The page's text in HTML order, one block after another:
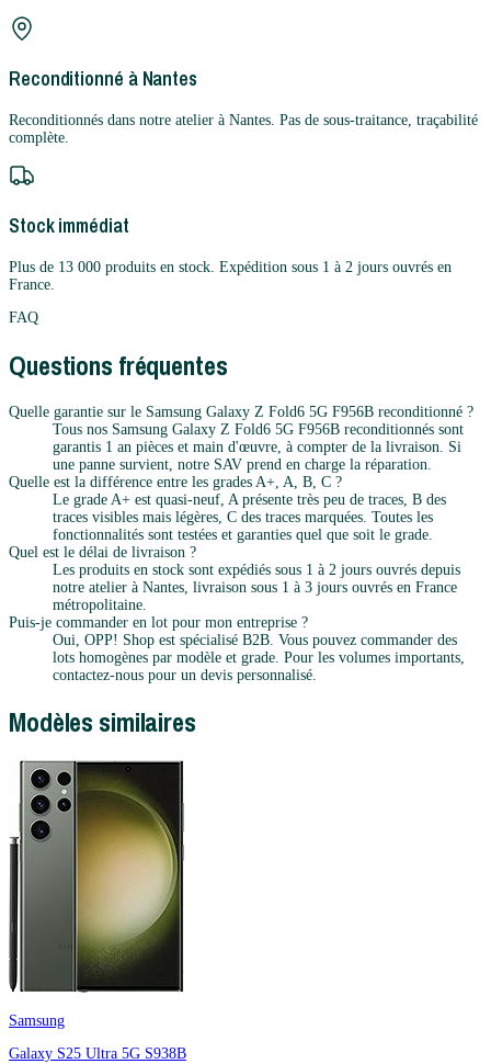
Reconditionné à Nantes
Reconditionnés dans notre atelier à Nantes. Pas de sous-traitance, traçabilité
complète.
Stock immédiat
Plus de 13 000 produits en stock. Expédition sous 1 à 2 jours ouvrés en
France.
FAQ
Questions fréquentes
Quelle garantie sur le Samsung Galaxy Z Fold6 5G F956B reconditionné ?
Tous nos Samsung Galaxy Z Fold6 5G F956B reconditionnés sont
garantis 1 an pièces et main d'œuvre, à compter de la livraison. Si
une panne survient, notre SAV prend en charge la réparation.
Quelle est la différence entre les grades A+, A, B, C ?
Le grade A+ est quasi-neuf, A présente très peu de traces, B des
traces visibles mais légères, C des traces marquées. Toutes les
fonctionnalités sont testées et garanties quel que soit le grade.
Quel est le délai de livraison ?
Les produits en stock sont expédiés sous 1 à 2 jours ouvrés depuis
notre atelier à Nantes, livraison sous 1 à 3 jours ouvrés en France
métropolitaine.
Puis-je commander en lot pour mon entreprise ?
Oui, OPP! Shop est spécialisé B2B. Vous pouvez commander des
lots homogènes par modèle et grade. Pour les volumes importants,
contactez-nous pour un devis personnalisé.
Modèles similaires
Samsung
Galaxy S25 Ultra 5G S938B